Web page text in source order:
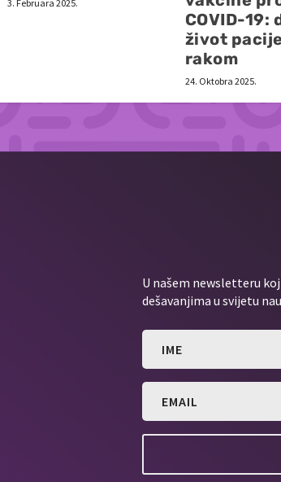
3. Februara 2025.
COVID-19:
život
rakom
24. Oktobra 2025.
U našem newsletteru
dešavanjima u svijetu